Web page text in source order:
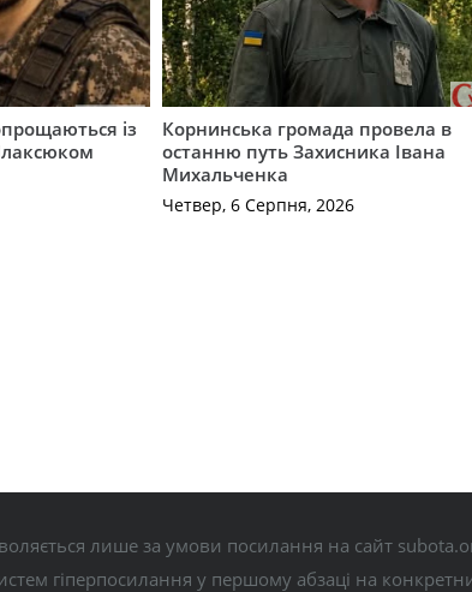
із
Корнинська громада провела в
останню путь Захисника Івана
Михальченка
Четвер, 6 Серпня, 2026
лише за умови посилання на сайт
гіперпосилання у першому абзаці на